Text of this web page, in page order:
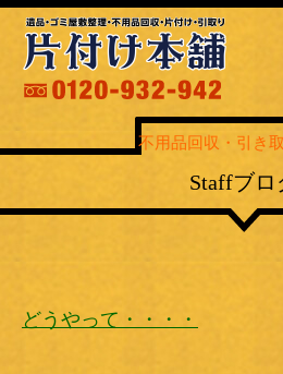
不用品回収・引き
Staffブロ
どうやって・・・・